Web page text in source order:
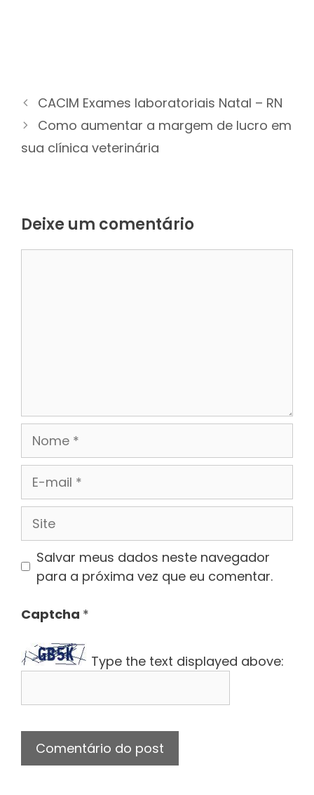
CACIM Exames laboratoriais Natal – RN
Como aumentar a margem de lucro em
sua clínica veterinária
Deixe um comentário
Nome
E-
mail
Site
Salvar meus dados neste navegador
para a próxima vez que eu comentar.
Captcha *
Type the text displayed above: